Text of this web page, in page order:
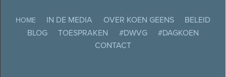
HOME IN DE MEDIA OVER KOEN GEENS
BELEID
BLOG
TOESPRAKEN #DWVG
#DAGKOEN
CONTACT